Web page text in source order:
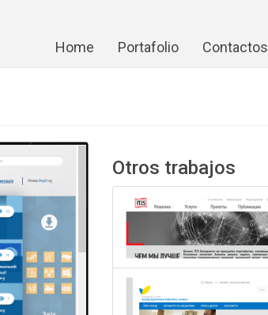
Home Portafolio Contactos
Otros trabajos